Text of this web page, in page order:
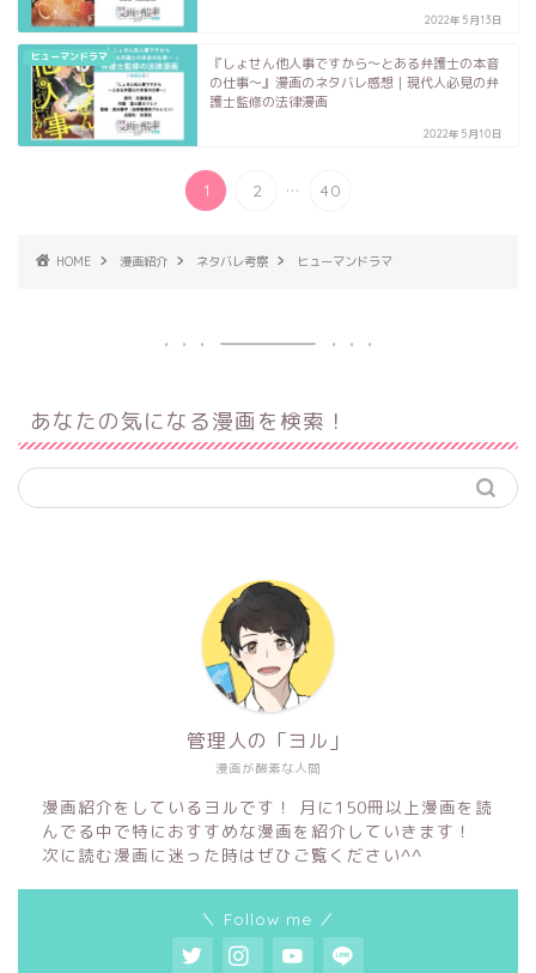
2022年5月13日
ヒューマンドラマ
『しょせん他人事ですから〜とある弁護士の本音
の仕事〜』漫画のネタバレ感想｜現代人必見の弁
護士監修の法律漫画
2022年5月10日
1 2 ... 40
HOME 漫画紹介 ネタバレ考察 ヒューマンドラマ
あなたの気になる漫画を検索！
漫画が酸素な人間
管理人の「ヨル」
漫画紹介をしているヨルです！ 月に150冊以上漫画を読
んでる中で特におすすめな漫画を紹介していきます！
次に読む漫画に迷った時はぜひご覧ください^^
＼ Follow me ／